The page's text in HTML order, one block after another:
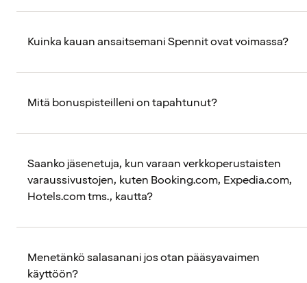
Kuinka kauan ansaitsemani Spennit ovat voimassa?
Mitä bonuspisteilleni on tapahtunut?
Saanko jäsenetuja, kun varaan verkkoperustaisten
varaussivustojen, kuten Booking.com, Expedia.com,
Hotels.com tms., kautta?
Menetänkö salasanani jos otan pääsyavaimen
käyttöön?